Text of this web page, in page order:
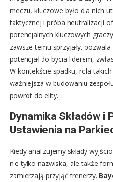
meczu, kluczowe było dla nich
taktycznej i próba neutralizacji
potencjalnych kluczowych
zawsze temu sprzyjały,
potencjał do bycia liderem,
W kontekście spadku, rola
ważniejsza w budowaniu
powrót do elity.
Dynamika Składów i
Ustawienia na
Kiedy analizujemy składy
nie tylko nazwiska, ale także
zamierzają przyjąć trenerzy.